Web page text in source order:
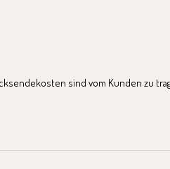
sind vom Kunden zu